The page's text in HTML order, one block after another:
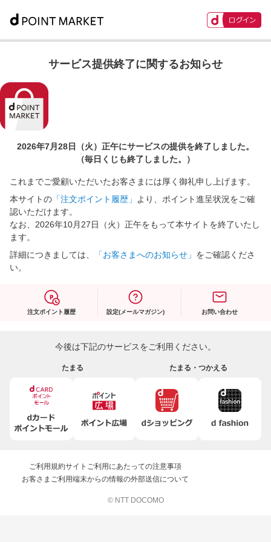
サービス提供終了に関するお知らせ
2026年7月28日（火）正午にサービスの提供を終了しました。
（毎日くじも終了しました。）
これまでご愛顧いただいたお客さまには厚く御礼申し上げます。
本サイトの 「注文ポイント履歴」
より、ポイント進呈状況をご確
認いただけます。
なお、2026年10月27日（火）正午をもって本サイトを終了いたし
ます。
詳細につきましては、
「お客さまへのお知らせ」 をご確認くださ
い。
注文ポイント履歴 設定(メールマガジン) お問い合わせ
今後は下記のサービスをご利用ください。
たまる たまる・つかえる
ご利用規約サイトご利用にあたっての注意事項
お客さまご利用端末からの情報の外部送信について
© NTT DOCOMO